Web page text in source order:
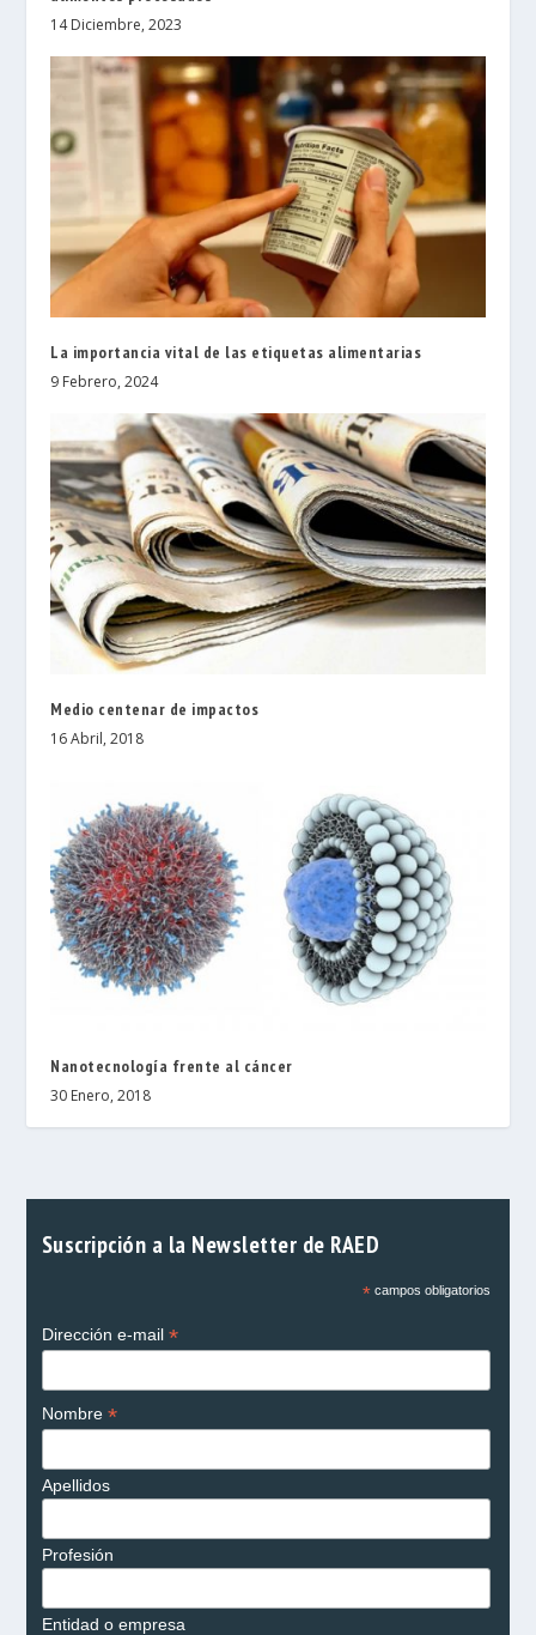
14 Diciembre, 2023
La importancia vital de las etiquetas alimentarias
9 Febrero, 2024
Medio centenar de impactos
16 Abril, 2018
Nanotecnología frente al cáncer
30 Enero, 2018
Suscripción a la Newsletter de RAED
*campos obligatorios
Dirección e-mail *
Nombre *
Apellidos
Profesión
Entidad o empresa